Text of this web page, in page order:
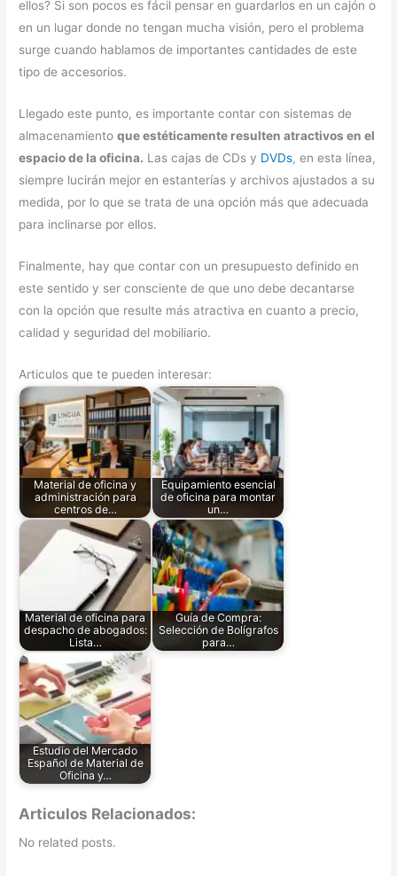
ellos? Si son pocos es fácil pensar en guardarlos en un cajón o
en un lugar donde no tengan mucha visión, pero el problema
surge cuando hablamos de importantes cantidades de este
tipo de accesorios.
Llegado este punto, es importante contar con sistemas de
almacenamientoque estéticamente resulten atractivos en el
espacio de la oficina. Las cajas de CDs y DVDs, en esta línea,
siempre lucirán mejor en estanterías y archivos ajustados a su
medida, por lo que se trata de una opción más que adecuada
para inclinarse por ellos.
Finalmente, hay que contar con un presupuesto definido en
este sentido y ser consciente de que uno debe decantarse
con la opción que resulte más atractiva en cuanto a precio,
calidad y seguridad del mobiliario.
Articulos que te pueden interesar:
Material de oficina y
administración para
centros de…
Equipamiento esencial
de oficina para montar
un…
Material de oficina para
despacho de abogados:
Lista…
Guía de Compra:
Selección de Bolígrafos
para…
Estudio del Mercado
Español de Material de
Oficina y…
Articulos Relacionados:
No related posts.